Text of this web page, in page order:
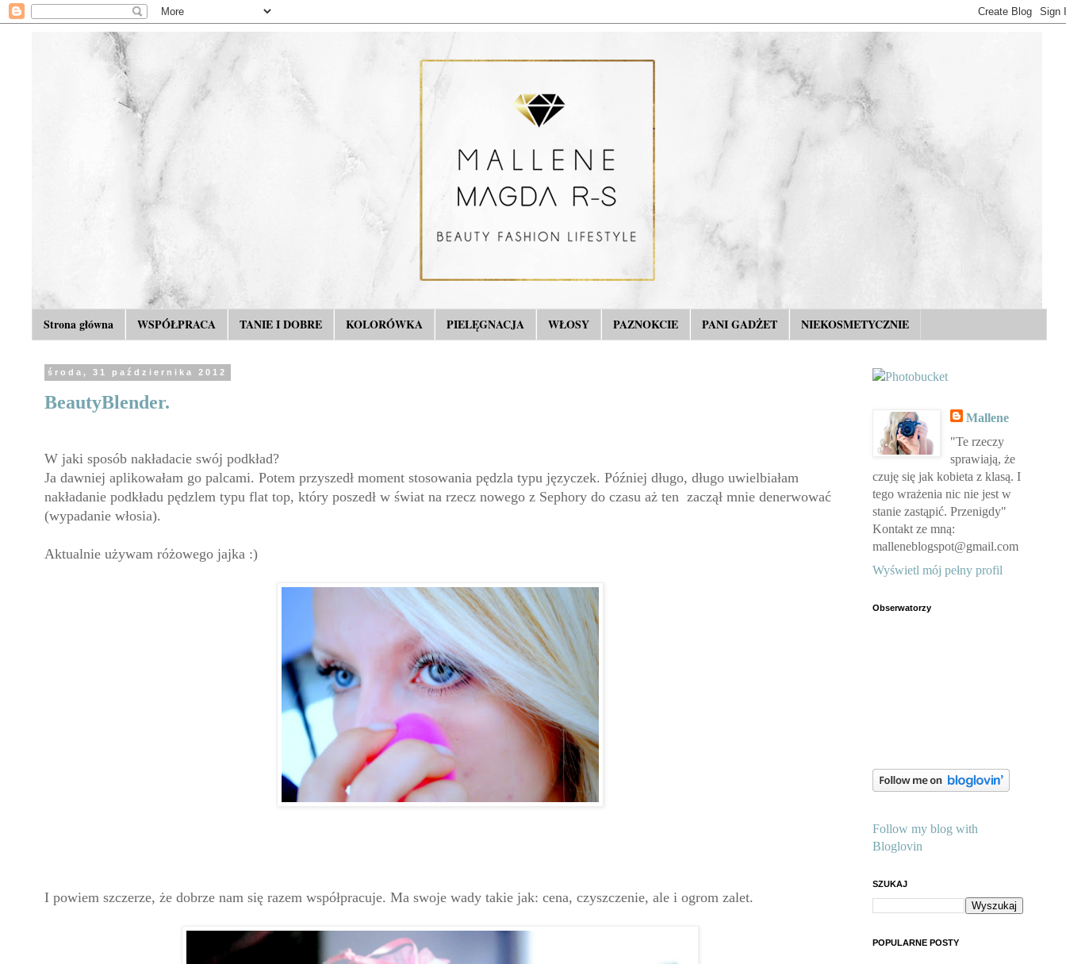
Strona główna WSPÓŁPRACA TANIE I DOBRE KOLORÓWKA PIELĘGNACJA WŁOSY PAZNOKCIE PANI GADŻET NIEKOSMETYCZNIE
środa, 31 października 2012
BeautyBlender.
W jaki sposób nakładacie swój podkład?
Ja dawniej aplikowałam go palcami. Potem przyszedł moment stosowania pędzla typu języczek. Później długo, długo uwielbiałam
nakładanie podkładu pędzlem typu flat top, który poszedł w świat na rzecz nowego z Sephory do czasu aż ten zaczął mnie denerwować
(wypadanie włosia).
Aktualnie używam różowego jajka :)
I powiem szczerze, że dobrze nam się razem współpracuje. Ma swoje wady takie jak: cena, czyszczenie, ale i ogrom zalet.
Mallene
"Te rzeczy
sprawiają, że
czuję się jak kobieta z klasą. I
tego wrażenia nic nie jest w
stanie zastąpić. Przenigdy"
Kontakt ze mną:
malleneblogspot@gmail.com
Wyświetl mój pełny profil
Obserwatorzy
Follow my blog with
Bloglovin
SZUKAJ
POPULARNE POSTY